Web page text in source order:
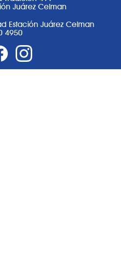
Juárez Celman
Estación Juárez Celman
4950